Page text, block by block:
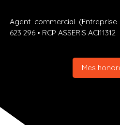
Agent commercial (Entreprise
623 296 • RCP ASSERIS ACI11312
Mes